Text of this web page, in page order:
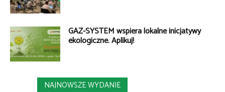
GAZ-SYSTEM wspiera lokalne inicjatywy
ekologiczne. Aplikuj!
NAJNOWSZE WYDANIE